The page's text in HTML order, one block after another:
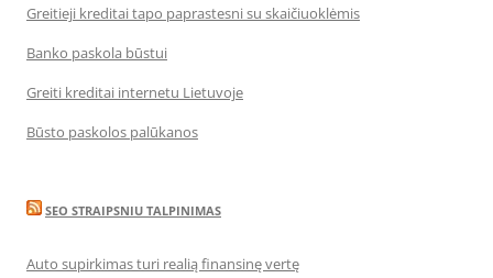
Greitieji kreditai tapo paprastesni su skaičiuoklėmis
Banko paskola būstui
Greiti kreditai internetu Lietuvoje
Būsto paskolos palūkanos
SEO STRAIPSNIU TALPINIMAS
Auto supirkimas turi realią finansinę vertę